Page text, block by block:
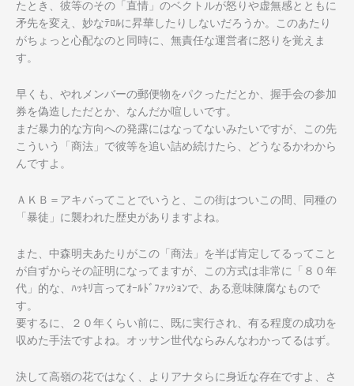
たとき、彼等のその「直情」のベクトルが怒りや虚無感とともに
矛先を変え、妙なﾃﾛﾙに昇華したりしないだろうか。このあたり
がちょっと心配なのと同時に、無責任な運営者に怒りを覚えま
す。
早くも、やれメンバーの郵便物をパクっただとか、握手会の参加
券を偽造しただとか、なんだか喧しいです。
まだ暴力的な方向への発露にはなってないみたいですが、この先
こういう「商法」で彼等を追い詰め続けたら、どうなるかわから
んですよ。
ＡＫＢ＝アキバってことでいうと、この街はついこの間、同種の
「暴徒」に襲われた歴史がありますよね。
また、中森明夫あたりがこの「商法」を半ば肯定してるってこと
が自ずからその証明になってますが、この方式は非常に「８０年
代」的な、ﾊｯｷﾘ言ってｵｰﾙﾄﾞﾌｧｯｼｮﾝで、ある意味陳腐なもので
す。
要するに、２０年くらい前に、既に実行され、有る程度の成功を
収めた手法ですよね。オッサン世代ならみんなわかってるはず。
決して高嶺の花ではなく、よりアナタらに身近な存在ですよ、さ